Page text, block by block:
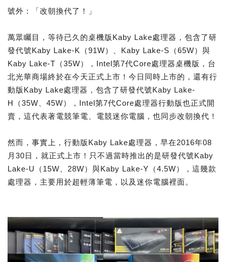
號外：「改朝換代了！」
萬眾矚目，等待已久的桌機版Kaby Lake處理器，包含了研
發代號Kaby Lake-K（91W）、Kaby Lake-S（65W）與
Kaby Lake-T（35W），Intel第7代Core處理器桌機版，台
北光華商場終於在今天正式上市！今日同時上市的，還有行
動版Kaby Lake處理器，包含了研發代號Kaby Lake-
H（35W、45W），Intel第7代Core處理器行動版也正式開
賣，這代表著電競筆電、電競迷你電腦，也同步改朝換代！
然而，事實上，行動版Kaby Lake處理器，早在2016年08
月30日，就正式上市！只不過當時推出的是研發代號Kaby
Lake-U（15W、28W）與Kaby Lake-Y（4.5W），這幾款
處理器，主要用於超輕薄筆電，以及迷你電腦裡面。